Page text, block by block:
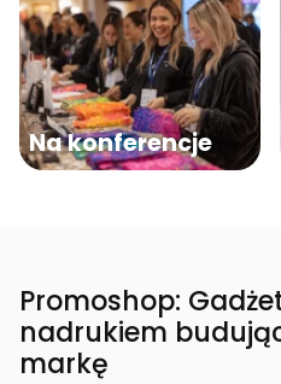
Na konferencje
Promoshop:
nadrukiem
markę